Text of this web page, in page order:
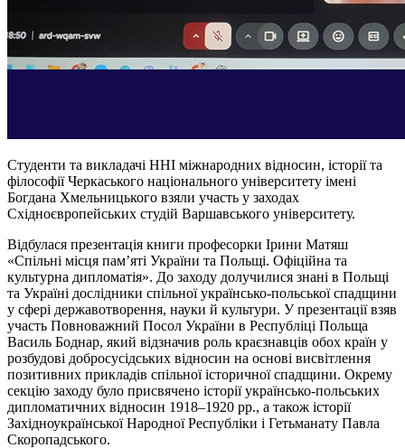
Студенти та викладачі ННІ міжнародних відносин, історії та
філософії Черкаського національного університету імені
Богдана Хмельницького взяли участь у заходах
Східноєвропейських студій Варшавського університету.
Відбулася презентація книги професорки Ірини Матяш
«Спільні місця пам’яті України та Польщі. Офіційна та
культурна дипломатія». До заходу долучилися знані в Польщі
та Україні дослідники спільної українсько-польської спадщини
у сфері державотворення, науки й культури. У презентації взяв
участь Повноважний Посол України в Республіці Польща
Василь Боднар, який відзначив роль краєзнавців обох країн у
розбудові добросусідських відносин на основі висвітлення
позитивних прикладів спільної історичної спадщини. Окрему
секцію заходу було присвячено історії українсько-польських
дипломатичних відносин 1918–1920 рр., а також історії
Західноукраїнської Народної Республіки і Гетьманату Павла
Скоропадського.